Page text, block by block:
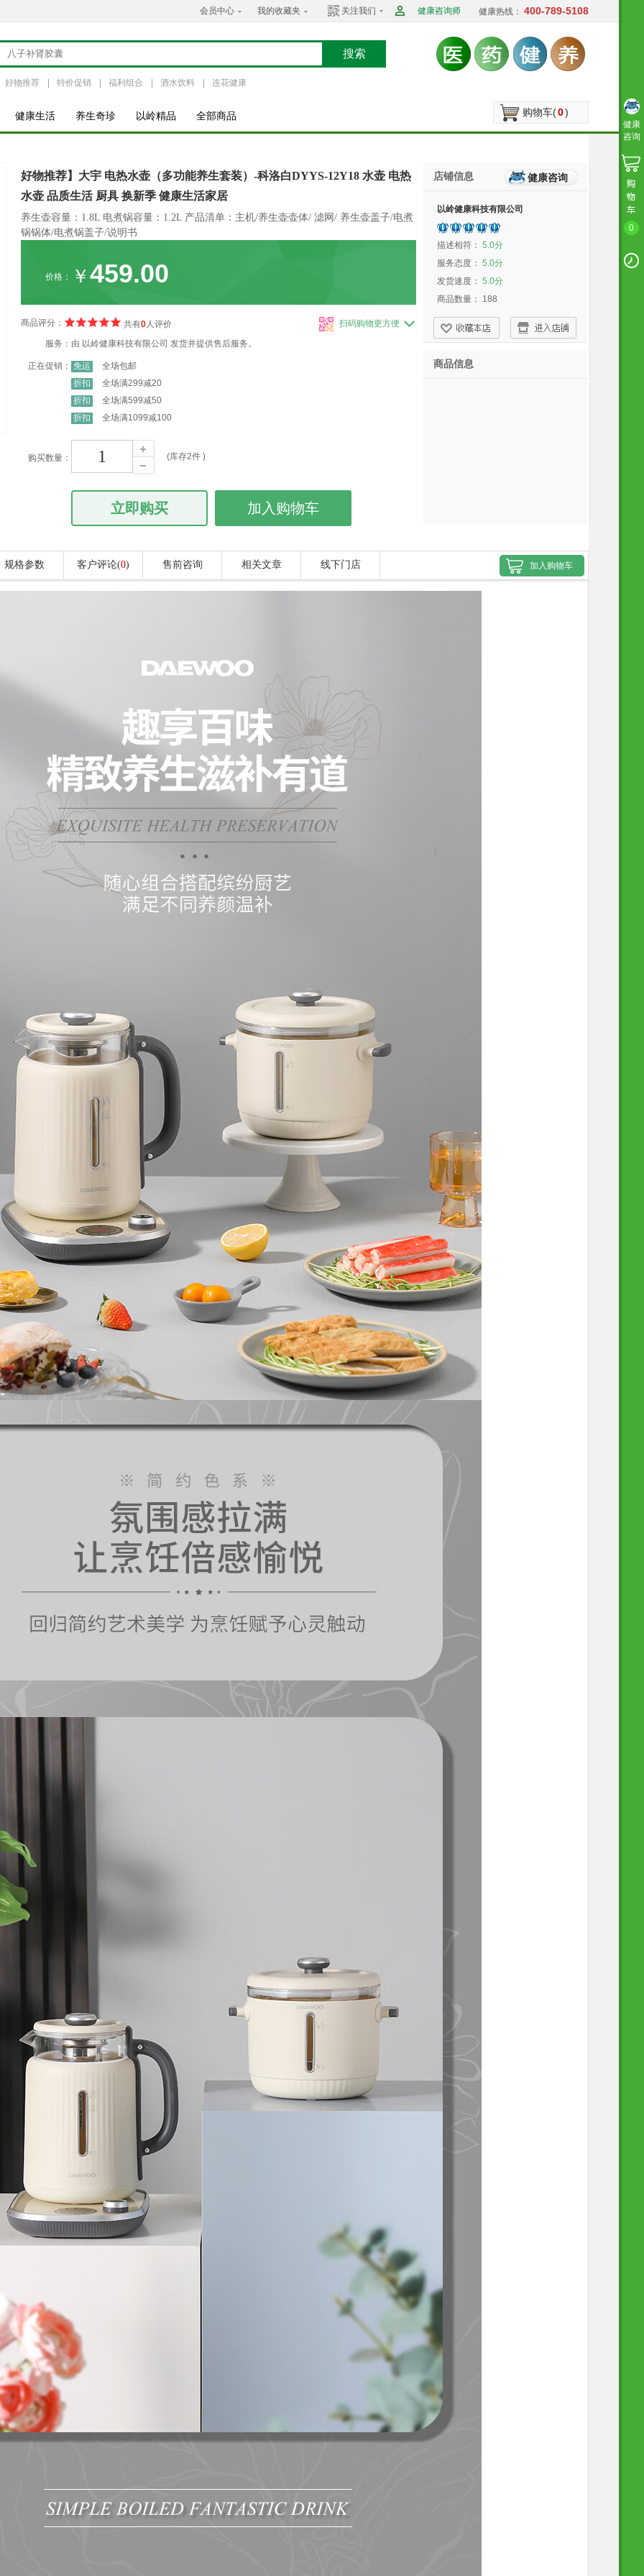
会员中心 我的收藏夹 关注我们 健康咨询师 健康热线： 400-789-5108
搜索
好物推荐 特价促销 福利组合 酒水饮料 连花健康
购物车(0)
健康生活 养生奇珍 以岭精品 全部商品
好物推荐】大宇 电热水壶（多功能养生套装）-科洛白DYYS-12Y18 水壶 电热
水壶 品质生活 厨具 换新季 健康生活家居
养生壶容量：1.8L 电煮锅容量：1.2L 产品清单：主机/养生壶壶体/ 滤网/ 养生壶盖子/电煮
锅锅体/电煮锅盖子/说明书
价格： ￥ 459.00
商品评分： 共有0人评价
扫码购物更方便
服务： 由 以岭健康科技有限公司 发货并提供售后服务。
正在促销： 免运
全场包邮
折扣
全场满299减20
折扣
全场满599减50
折扣
全场满1099减100
购买数量： (库存2件 )
立即购买 加入购物车
店铺信息 健康咨询
以岭健康科技有限公司
描述相符： 5.0分
服务态度： 5.0分
发货速度： 5.0分
商品数量：
188
商品信息
规格参数 客户评论(0) 售前咨询 相关文章 线下门店 加入购物车
健康
咨询
0